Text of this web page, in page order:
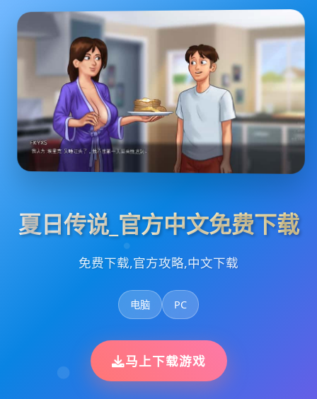
夏日传说_官方中文免费下载
免费下载,官方攻略,中文下载
电脑 PC
马上下载游戏